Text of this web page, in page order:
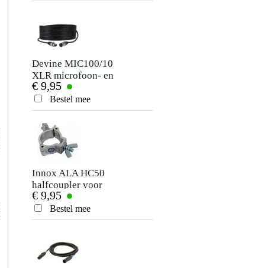
Devine MIC100/10
XLR microfoon- en
signaalkabel 10
meter
€ 9,95
Bestel mee
Innox ALA HC50
halfcoupler voor
truss-buis
€ 9,95
Bestel mee